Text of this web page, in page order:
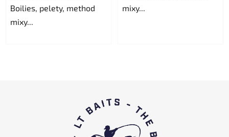
trên
Boilies, pelety, method
mixy...
mixy...